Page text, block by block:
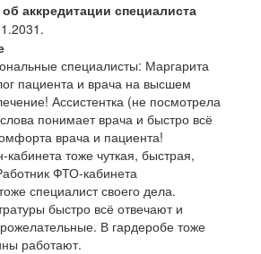
аккредитации специалиста
специалисты: Маргарита
пациента и врача на высшем
Ассистентка (не посмотрела
понимает врача и быстро всё
врача и пациента!
кабинета тоже чуткая, быстрая,
ФТО-кабинета
специалист своего дела.
быстро всё отвечают и
В гардеробе тоже
работают.